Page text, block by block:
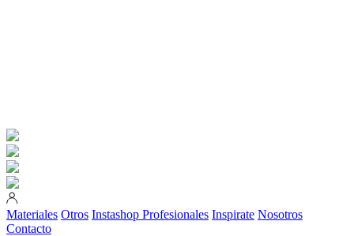
Materiales Otros Instashop Profesionales Inspirate Nosotros
Contacto